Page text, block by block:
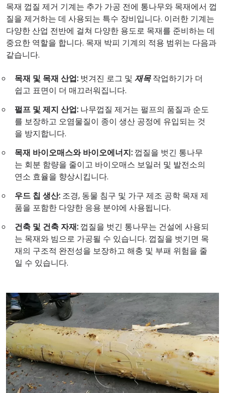
목재 껍질 제거 기계는 추가 가공 전에 통나무와 목재에서 껍
질을 제거하는 데 사용되는 특수 장비입니다. 이러한 기계는
다양한 산업 전반에 걸쳐 다양한 용도로 목재를 준비하는 데
중요한 역할을 합니다. 목재 박피 기계의 적용 범위는 다음과
같습니다.
목재 및 목재 산업: 벗겨진 로그 및 재목작업하기가 더
쉽고 표면이 더 매끄러워집니다.
펄프 및 제지 산업: 나무껍질 제거는 펄프의 품질과 순도
를 보장하고 오염물질이 종이 생산 공정에 유입되는 것
을 방지합니다.
목재 바이오매스와 바이오에너지: 껍질을 벗긴 통나무
는 회분 함량을 줄이고 바이오매스 보일러 및 발전소의
연소 효율을 향상시킵니다.
우드 칩 생산: 조경, 동물 침구 및 가구 제조 공학 목재 제
품을 포함한 다양한 응용 분야에 사용됩니다.
건축 및 건축 자재: 껍질을 벗긴 통나무는 건설에 사용되
는 목재와 빔으로 가공될 수 있습니다. 껍질을 벗기면 목
재의 구조적 완전성을 보장하고 해충 및 부패 위험을 줄
일 수 있습니다.